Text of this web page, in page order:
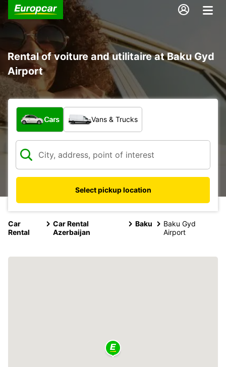
Rental of voiture and utilitaire at Baku Gyd
Airport
What type of vehicle?
Cars Vans & Trucks
Select pickup location
Car
Rental
Car Rental
Azerbaijan
Baku
Baku Gyd
Airport